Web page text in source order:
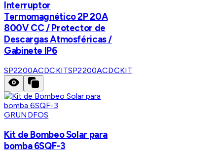
Interruptor
Termomagnético 2P 20A
800V CC / Protector de
Descargas Atmosféricas /
Gabinete IP6
SP2200ACDCKITSP2200ACDCKIT
GRUNDFOS
Kit de Bombeo Solar para
bomba 6SQF-3